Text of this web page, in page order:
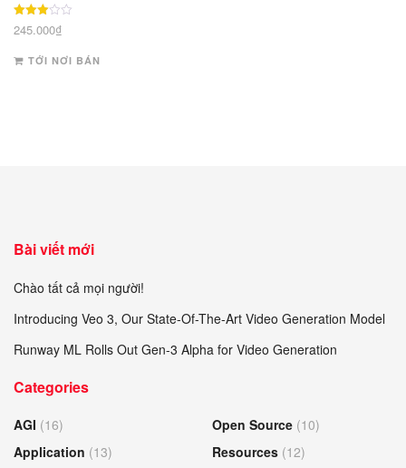
Được
xếp
3
245.000₫
TỚI NƠI BÁN
Bài viết mới
Chào tất cả mọi người!
Introducing Veo 3, Our State-Of-The-Art Video Generation Model
Runway ML Rolls Out Gen-3 Alpha for Video Generation
Categories
AGI (16)
Application (13)
Open Source (10)
Resources (12)